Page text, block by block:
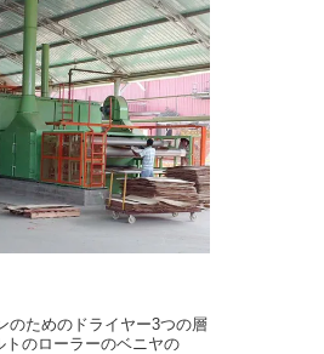
のためのドライヤー3つの層
トのローラーのベニヤの